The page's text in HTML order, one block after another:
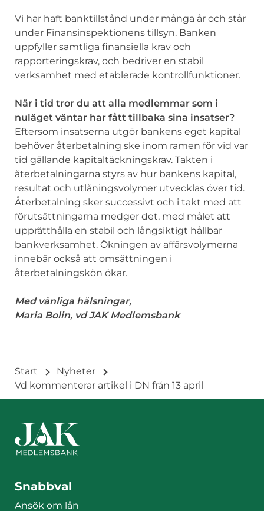
Vi har haft banktillstånd under många år och står
under Finansinspektionens tillsyn. Banken
uppfyller samtliga finansiella krav och
rapporteringskrav, och bedriver en stabil
verksamhet med etablerade kontrollfunktioner.
När i tid tror du att alla medlemmar som i
nuläget väntar har fått tillbaka sina insatser?
Eftersom insatserna utgör bankens eget kapital
behöver återbetalning ske inom ramen för vid var
tid gällande kapitaltäckningskrav. Takten i
återbetalningarna styrs av hur bankens kapital,
resultat och utlåningsvolymer utvecklas över tid.
Återbetalning sker successivt och i takt med att
förutsättningarna medger det, med målet att
upprätthålla en stabil och långsiktigt hållbar
bankverksamhet. Ökningen av affärsvolymerna
innebär också att omsättningen i
återbetalningskön ökar.
Med vänliga hälsningar,
Maria Bolin, vd JAK Medlemsbank
Start
Nyheter
Vd kommenterar artikel i DN från 13 april
Sidfotsmeny
Snabbval
Ansök om lån